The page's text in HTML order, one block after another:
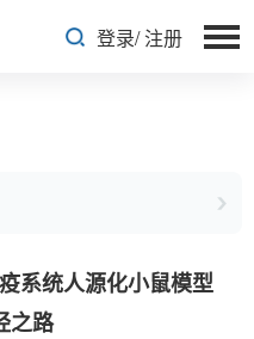
登录/注册
系统人源化小鼠模型
之路